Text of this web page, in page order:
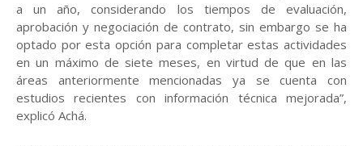
a un año, considerando los tiempos de evaluación,
aprobación y negociación de contrato, sin embargo se ha
optado por esta opción para completar estas actividades
en un máximo de siete meses, en virtud de que en las
áreas anteriormente mencionadas ya se cuenta con
estudios recientes con información técnica mejorada”,
explicó Achá.